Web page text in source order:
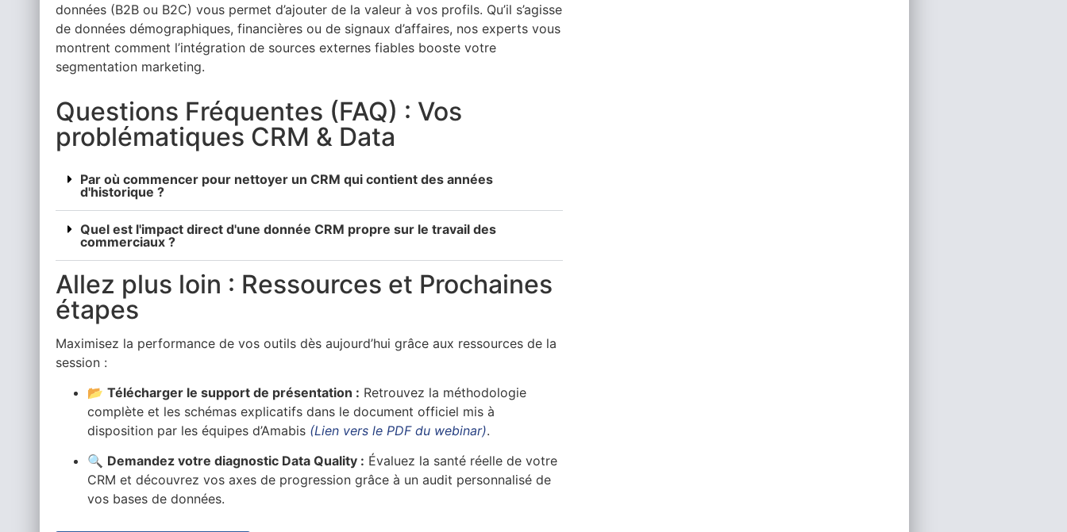
données (B2B ou B2C) vous permet d’ajouter de la valeur à vos profils. Qu’il s’agisse
de données démographiques, financières ou de signaux d’affaires, nos experts vous
montrent comment l’intégration de sources externes fiables booste votre
segmentation marketing.
Questions Fréquentes (FAQ) : Vos
problématiques CRM & Data
Par où commencer pour nettoyer un CRM qui contient des années
d'historique ?
Quel est l'impact direct d'une donnée CRM propre sur le travail des
commerciaux ?
Allez plus loin : Ressources et Prochaines
étapes
Maximisez la performance de vos outils dès aujourd’hui grâce aux ressources de la
session :
📂 Télécharger le support de présentation : Retrouvez la méthodologie
complète et les schémas explicatifs dans le document officiel mis à
disposition par les équipes d’Amabis (Lien vers le PDF du webinar).
🔍 Demandez votre diagnostic Data Quality : Évaluez la santé réelle de votre
CRM et découvrez vos axes de progression grâce à un audit personnalisé de
vos bases de données.